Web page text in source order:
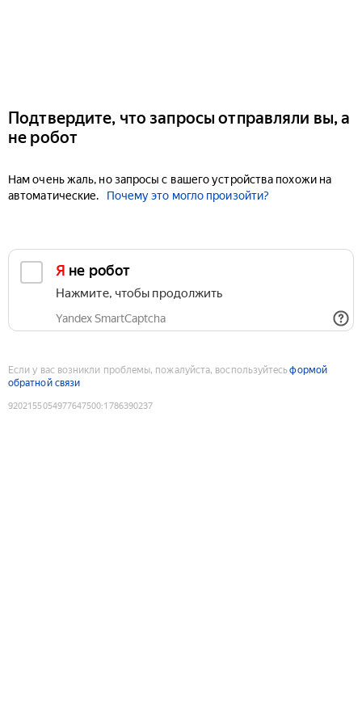
Подтвердите, что запросы отправляли вы, а
не робот
Нам очень жаль, но запросы с вашего устройства похожи на
автоматические.
Почему это могло произойти?
Я не робот
Нажмите, чтобы продолжить
Yandex SmartCaptcha
Если у вас возникли проблемы, пожалуйста, воспользуйтесьформой
обратной связи
9202155054977647500:1786390237